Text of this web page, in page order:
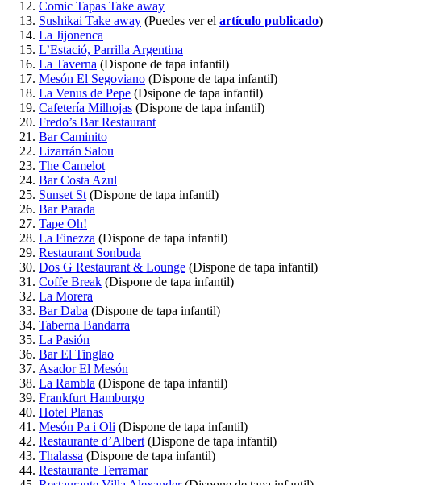
Comic Tapas Take away
Sushikai Take away (Puedes ver el artículo publicado)
La Jijonenca
L’Estació, Parrilla Argentina
La Taverna (Dispone de tapa infantil)
Mesón El Segoviano (Dispone de tapa infantil)
La Venus de Pepe (Dsipone de tapa infantil)
Cafetería Milhojas (Dispone de tapa infantil)
Fredo’s Bar Restaurant
Bar Caminito
Lizarrán Salou
The Camelot
Bar Costa Azul
Sunset St (Dispone de tapa infantil)
Bar Parada
Tape Oh!
La Finezza (Dispone de tapa infantil)
Restaurant Sonbuda
Dos G Restaurant & Lounge (Dispone de tapa infantil)
Coffe Break (Dispone de tapa infantil)
La Morera
Bar Daba (Dispone de tapa infantil)
Taberna Bandarra
La Pasión
Bar El Tinglao
Asador El Mesón
La Rambla (Dispone de tapa infantil)
Frankfurt Hamburgo
Hotel Planas
Mesón Pa i Oli (Dispone de tapa infantil)
Restaurante d’Albert (Dispone de tapa infantil)
Thalassa (Dispone de tapa infantil)
Restaurante Terramar